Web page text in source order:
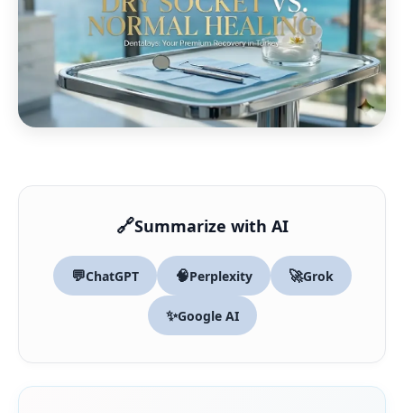
🔗Summarize with AI
💬ChatGPT 🧠Perplexity 🚀Grok
✨Google AI